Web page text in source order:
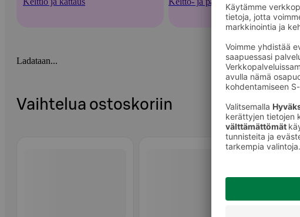
Ladataan...
Vaihtelua ostoskoriin